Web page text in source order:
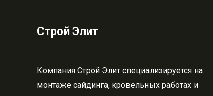
Строй Элит
Компания Строй Элит специализируется на
монтаже сайдинга, кровельных работах и